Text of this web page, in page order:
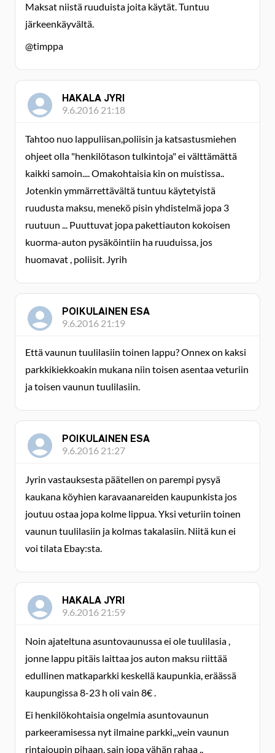
Maksat niistä ruuduista joita käytät. Tuntuu
järkeenkäyvältä.
@timppa
HAKALA JYRI
9.6.2016 21:18
Tahtoo nuo lappuliisan,poliisin ja katsastusmiehen
ohjeet olla "henkilötason tulkintoja" ei välttämättä
kaikki samoin.... Omakohtaisia kin on muistissa..
Jotenkin ymmärrettävältä tuntuu käytetyistä
ruudusta maksu, menekö pisin yhdistelmä jopa 3
ruutuun ... Puuttuvat jopa pakettiauton kokoisen
kuorma-auton pysäköintiin ha ruuduissa, jos
huomavat , poliisit. Jyrih
POIKULAINEN ESA
9.6.2016 21:19
Että vaunun tuulilasiin toinen lappu? Onnex on kaksi
parkkikiekkoakin mukana niin toisen asentaa veturiin
ja toisen vaunun tuulilasiin.
POIKULAINEN ESA
9.6.2016 21:27
Jyrin vastauksesta päätellen on parempi pysyä
kaukana köyhien karavaanareiden kaupunkista jos
joutuu ostaa jopa kolme lippua. Yksi veturiin toinen
vaunun tuulilasiin ja kolmas takalasiin. Niitä kun ei
voi tilata Ebay:sta.
HAKALA JYRI
9.6.2016 21:59
Noin ajateltuna asuntovaunussa ei ole tuulilasia ,
jonne lappu pitäis laittaa jos auton maksu riittää
edullinen matkaparkki keskellä kaupunkia, eräässä
kaupungissa 8-23 h oli vain 8€ .
Ei henkilökohtaisia ongelmia asuntovaunun
parkeeramisessa nyt ilmaine parkki,,,vein vaunun
rintajoupin pihaan, sain jopa vähän rahaa ..